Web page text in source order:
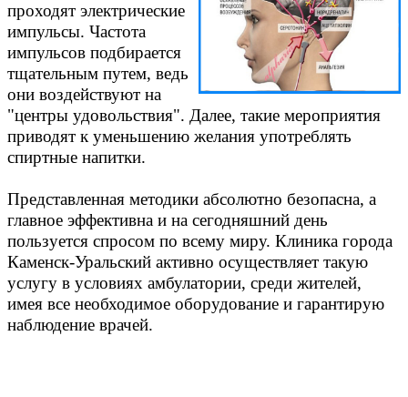
проходят электрические
импульсы. Частота
импульсов подбирается
тщательным путем, ведь
они воздействуют на
"центры удовольствия". Далее, такие мероприятия
приводят к уменьшению желания употреблять
спиртные напитки.
Представленная методики абсолютно безопасна, а
главное эффективна и на сегодняшний день
пользуется спросом по всему миру. Клиника города
Каменск-Уральский активно осуществляет такую
услугу в условиях амбулатории, среди жителей,
имея все необходимое оборудование и гарантирую
наблюдение врачей.